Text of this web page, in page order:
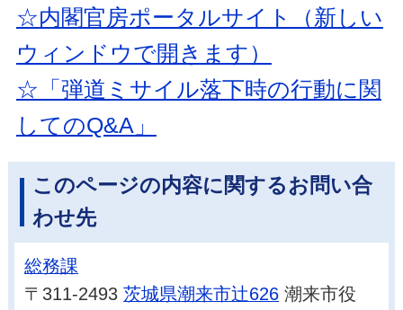
☆内閣官房ポータルサイト（新しい
ウィンドウで開きます）
☆「弾道ミサイル落下時の行動に関
してのQ&A」
このページの内容に関するお問い合
わせ先
総務課
〒311-2493茨城県潮来市辻626 潮来市役